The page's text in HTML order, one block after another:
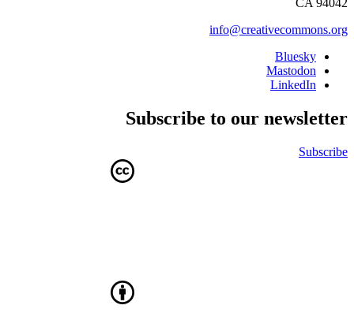
info@creativecommons.org
Bluesky
Mastodon
LinkedIn
Subscribe to our newsletter
Subscribe